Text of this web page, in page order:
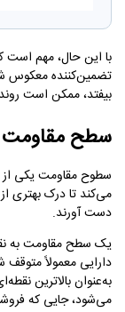
با این حال، مهم است
تضمین‌کننده معکوس
بیفتد، ممکن است
سطح
سطوح مقاومت یکی
می‌کند تا درک بهتری
دست آورند.
یک سطح مقاومت به
دارایی معمولاً
به‌عنوان بالاترین
می‌شود، جایی که